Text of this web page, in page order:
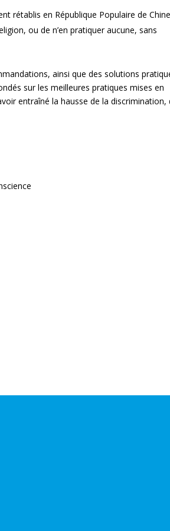
rétablis en République Populaire de
ou de n’en pratiquer aucune, sans
ainsi que des solutions
sur les meilleures pratiques mises en
entraîné la hausse de la discrimination,